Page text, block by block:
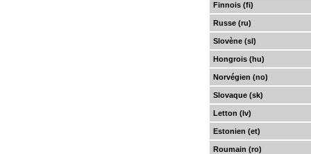
Finnois (fi)
Russe (ru)
Slovène (sl)
Hongrois (hu)
Norvégien (no)
Slovaque (sk)
Letton (lv)
Estonien (et)
Roumain (ro)